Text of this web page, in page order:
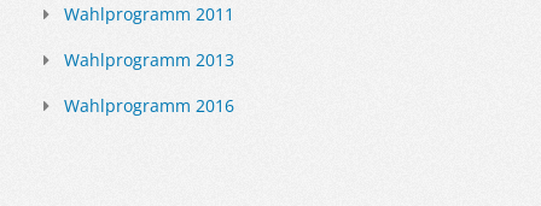
Wahlprogramm 2011
Wahlprogramm 2013
Wahlprogramm 2016